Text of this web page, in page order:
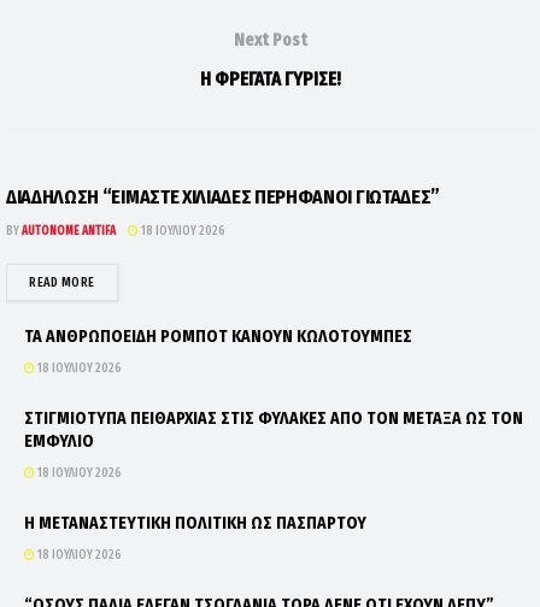
Next Post
Η ΦΡΕΓΑΤΑ ΓΥΡΙΣΕ!
ΔΙΑΔΗΛΩΣΗ “ΕΙΜΑΣΤΕ ΧΙΛΙΑΔΕΣ ΠΕΡΗΦΑΝΟΙ ΓΙΩΤΑΔΕΣ”
BYAUTONOME ANTIFA 18 ΙΟΥΛΊΟΥ 2026
READ MOREDETAILS
ΤΑ ΑΝΘΡΩΠΟΕΙΔΗ ΡΟΜΠΟΤ ΚΑΝΟΥΝ ΚΩΛΟΤΟΥΜΠΕΣ
18 ΙΟΥΛΊΟΥ 2026
ΣΤΙΓΜΙΟΤΥΠΑ ΠΕΙΘΑΡΧΙΑΣ ΣΤΙΣ ΦΥΛΑΚΕΣ ΑΠΟ ΤΟΝ ΜΕΤΑΞΑ ΩΣ ΤΟΝ
ΕΜΦΥΛΙΟ
18 ΙΟΥΛΊΟΥ 2026
Η ΜΕΤΑΝΑΣΤΕΥΤΙΚΗ ΠΟΛΙΤΙΚΗ ΩΣ ΠΑΣΠΑΡΤΟΥ
18 ΙΟΥΛΊΟΥ 2026